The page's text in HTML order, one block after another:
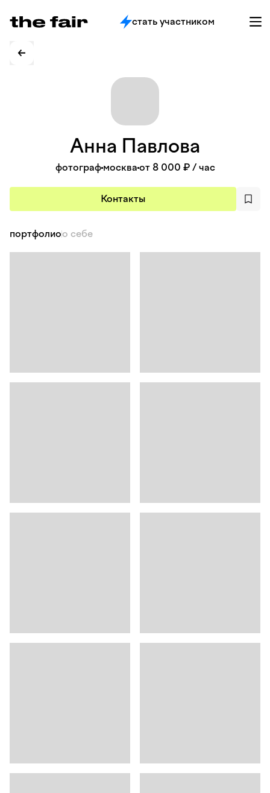
стать участником
Анна Павлова
фотографмоскваот 8 000 ₽/ час
Контакты
портфолиоо себе